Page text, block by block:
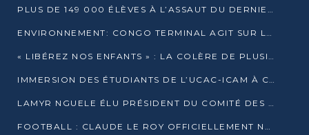
PLUS DE 149 000 ÉLÈVES À L’ASSAUT DU DERNIER CEPE
ENVIRONNEMENT: CONGO TERMINAL AGIT SUR LE TERRAIN ET FORME LES PLUS JEUNES
« LIBÉREZ NOS ENFANTS » : LA COLÈRE DE PLUSIEURS MÈRES À BRAZZAVILLE CONTRE LA DGSP
IMMERSION DES ÉTUDIANTS DE L’UCAC-ICAM À CONGO TERMINAL
LAMYR NGUELE ÉLU PRÉSIDENT DU COMITÉ DES MEMBRES D’HONNEUR DU PCT
FOOTBALL : CLAUDE LE ROY OFFICIELLEMENT NOMMÉ SÉLECTIONNEUR DU CONGO